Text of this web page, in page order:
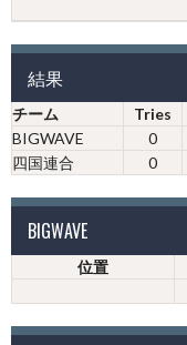
結果
チーム Tries
BIGWAVE
0
四国連合
0
BIGWAVE
位置